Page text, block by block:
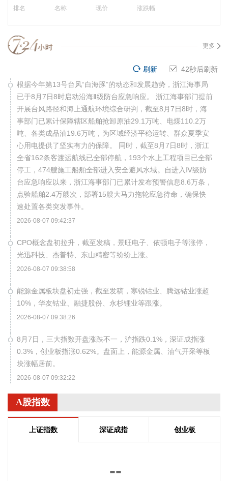
排名 名称 现价 涨跌幅
更多
41秒后刷新
刷新
根据今年第13号台风“白海豚”的动态和发展趋势，浙江海事局
已于8月7日8时启动沿海Ⅱ级防台应急响应。 浙江海事部门提前
开展台风路径和海上通航环境综合研判，截至8月7日8时，海
事部门已累计保障辖区船舶抢卸原油29.1万吨、电煤110.2万
吨、各类成品油19.6万吨，为区域经济平稳运转、群众夏季安
心用电提供了坚实有力的保障。 同时，截至8月7日8时，浙江
全省162条客渡运航线已全部停航，193个水上工程项目已全部
停工，474艘施工船舶全部进入安全避风水域。自进入Ⅳ级防
台应急响应以来，浙江海事部门已累计发布预警信息8.6万条，
点验船舶2.4万艘次，部署15艘大马力拖轮应急待命，确保快
速处置各类突发事件。
2026-08-07 09:42:37
CPO概念盘初拉升，截至发稿，景旺电子、依顿电子等涨停，
光迅科技、杰普特、东山精密等纷纷上涨。
2026-08-07 09:38:58
能源金属板块盘初走强，截至发稿，寒锐钴业、腾远钴业涨超
10%，华友钴业、融捷股份、永杉锂业等跟涨。
2026-08-07 09:38:26
8月7日，三大指数开盘涨跌不一，沪指跌0.1%，深证成指涨
0.3%，创业板指涨0.62%。盘面上，能源金属、油气开采等板
块涨幅居前。
2026-08-07 09:32:22
8月7日，央行公开市场开展10亿元7天期逆回购操作，操作利
率1.40%。
2026-08-07 09:28:09
工业主管部门及联合国工业发展组织代表围绕中小企业发展、
A股指数
上证指数 深证成指 创业板
--